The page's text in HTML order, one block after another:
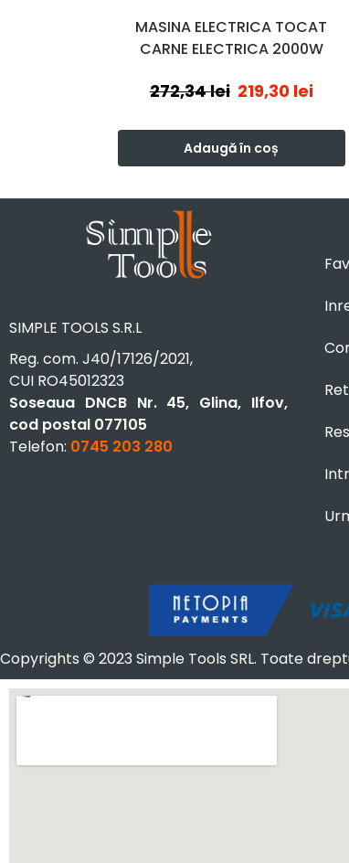
MASINA ELECTRICA TOCAT
CARNE ELECTRICA 2000W
272,34lei 219,30 lei
Adaugă în coș
SIMPLE TOOLS S.R.L
Reg. com. J40/17126/2021,
CUI RO45012323
Soseaua DNCB Nr. 45, Glina, Ilfov,
cod postal 077105
Telefon: 0745 203 280
Copyrights © 2023 Simple Tools SRL. Toate